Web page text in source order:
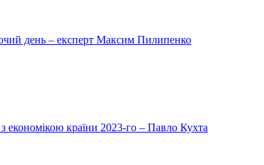
день – експерт Максим Пилипенко
економікою країни 2023-го – Павло Кухта